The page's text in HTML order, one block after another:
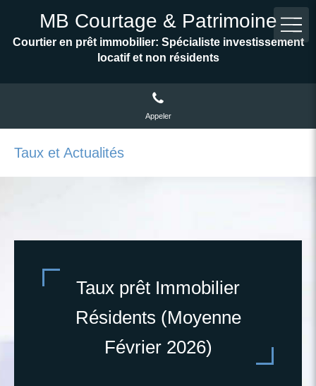
MB Courtage & Patrimoine
Courtier en prêt immobilier: Spécialiste investissement
locatif et non résidents
Appeler
Taux et Actualités
Taux prêt Immobilier
Résidents (Moyenne
Février 2026)